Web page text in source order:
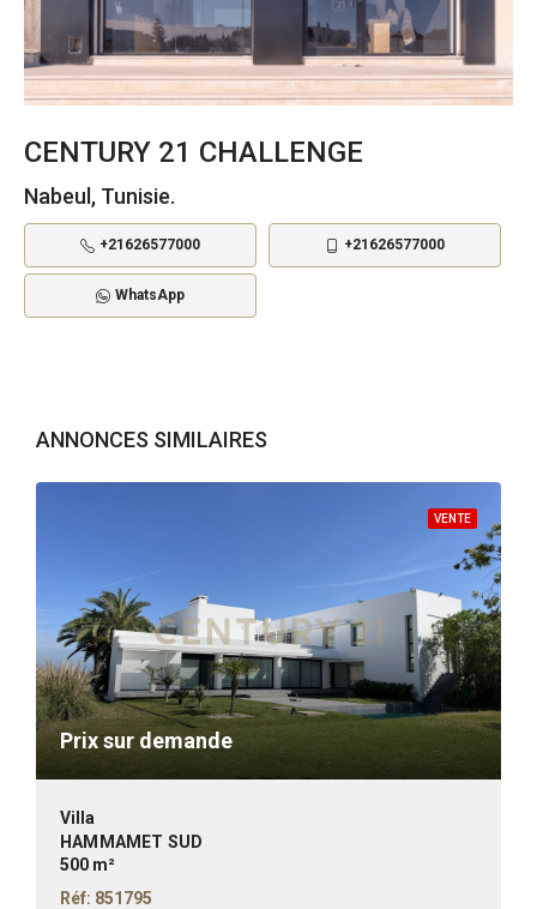
CENTURY 21 CHALLENGE
Nabeul, Tunisie.
+21626577000 +21626577000
WhatsApp
ANNONCES SIMILAIRES
VENTE
Prix sur demande
Villa
HAMMAMET SUD
500 m²
Réf: 851795